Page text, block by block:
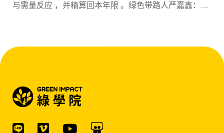
与需量反应 ，并精算回本年限 。绿色带路人严嘉鑫：